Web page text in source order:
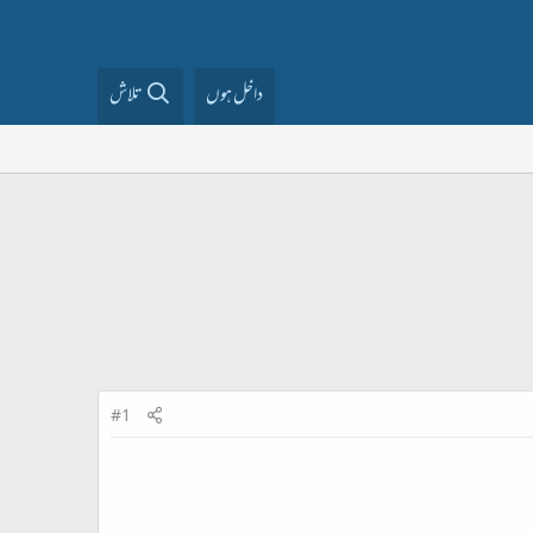
داخل ہوں تلاش
#1